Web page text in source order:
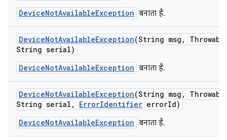
DeviceNotAvailableException बनाता है.
DeviceNotAvailableException(String msg ,
String serial)
DeviceNotAvailableException बनाता है.
DeviceNotAvailableException(String msg ,
String serial , ErrorIdentifier errorId)
DeviceNotAvailableException बनाता है.